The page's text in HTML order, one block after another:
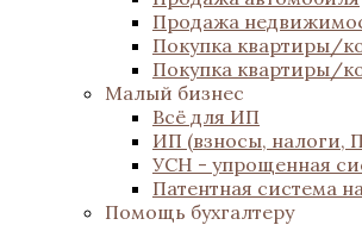
Продажа
Покупка квартиры/
Покупка квартиры/
Малый бизнес
Всё для ИП
ИП (взносы, налоги,
УСН - упрощенная
Патентная система
Помощь бухгалтеру